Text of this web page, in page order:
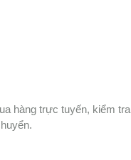
hàng trực tuyến, kiểm tra